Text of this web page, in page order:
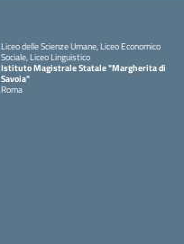
Liceo delle Scienze Umane, Liceo Economico
Sociale, Liceo Linguistico
Istituto Magistrale Statale "Margherita di
Savoia"
Roma